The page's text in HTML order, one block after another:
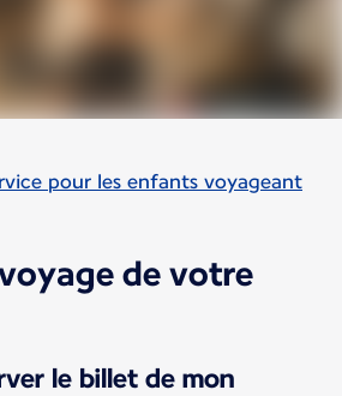
pour les enfants voyageant
de votre
le billet de mon